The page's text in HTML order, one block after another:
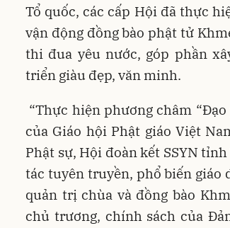
Tổ quốc, các cấp Hội đã thực
vận động đồng bào phật tử
thi đua yêu nước, góp phần
triển giàu đẹp, văn minh.
“Thực hiện phương châm
của Giáo hội Phật giáo Việt
Phật sự, Hội đoàn kết SSYN
tác tuyên truyền, phổ biến giáo
quản trị chùa và đồng bào
chủ trương, chính sách của